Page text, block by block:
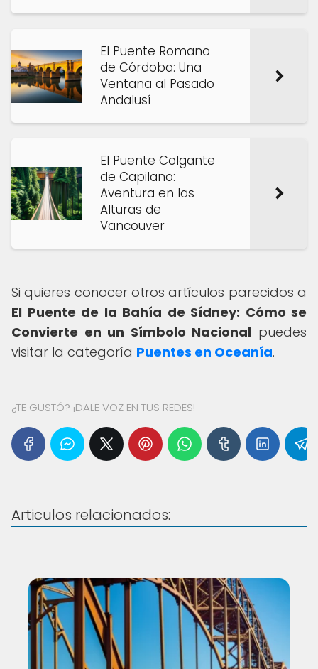
El Puente Romano
de Córdoba: Una
Ventana al Pasado
Andalusí
El Puente Colgante
de Capilano:
Aventura en las
Alturas de
Vancouver
Si quieres conocer otros artículos parecidos a
El Puente de la Bahía de Sídney: Cómo se
Convierte en un Símbolo Nacional puedes
visitar la categoría Puentes en Oceanía.
¿TE GUSTÓ? ¡DALE VOZ EN TUS REDES!
Articulos relacionados: